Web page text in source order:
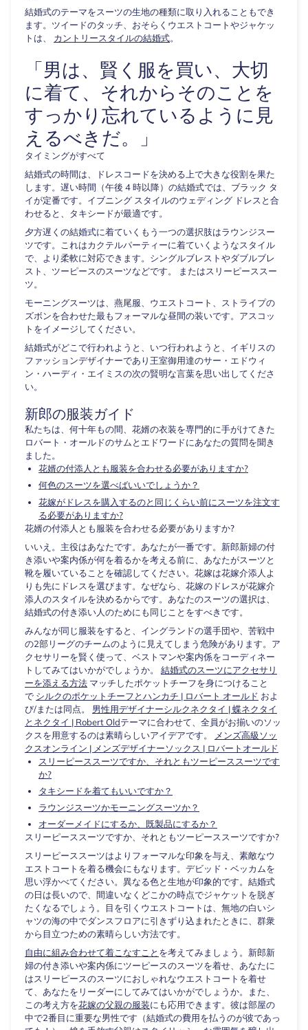
結婚式のテーマをスーツの生地の種類に取り入れることもでき
ます。ツイードのタッチ、おそらくウエストコートやジャケッ
トは、
カントリースタイルの結婚式。
「男は、賢く服を買い、大切
に着て、それからそのことを
すっかり忘れているように見
えるべきだ。」
タイミングがすべて
結婚式の時間は、ドレスコードを決める上で大きな役割を果た
します。遅い時間（午後 4 時以降）の結婚式では、ブラック タ
イが定番です。イブニング スタイルのウェディング ドレスと合
わせると、タキシードが最適です。
夕方遅くの結婚式に着ていくもう一つの選択肢はラウンジスー
ツです。これはカクテルパーティーに着ていくようなスタイル
で、より柔軟に対応できます。シングルブレストやダブルブレ
スト、ツーピースのスーツなどです。 またはスリーピーススー
ツ。
モーニングスーツは、燕尾服、ウエストコート、ストライプの
ズボンを合わせた最もフォーマルな昼間の装いです。アスコッ
トをイメージしてください。
結婚式がどこで行われようと、いつ行われようと、イギリスの
ファッションデザイナーであり王室御用達のサー・エドウィ
ン・ハーディ・エイミスの次の賢明な言葉を思い出してくださ
い。
新郎の服装ガイド
私たちは、何十年もの間、花婿の衣装を専門的に手がけてきた
ロバート・オールドのサムとエドワードにあなたの質問を聞き
ました。
花婿の付添人とも服装を合わせる必要がありますか?
何色のスーツを選べばいいでしょうか？
花嫁がドレスを購入するのと同じくらい前にスーツを注文す
る必要がありますか?
花婿の付添人とも服装を合わせる必要がありますか?
いいえ。主役はあなたです。あなたが一番です。新郎新婦の付
き添いや案内係が何を着るかを考える前に、あなたがスーツと
靴を履いていることを確認してください。花嫁は花嫁介添人よ
りも先にドレスを選びます。なぜなら、花嫁のドレスが花嫁介
添人のスタイルを決めるからです。あなたのスーツの選択は、
結婚式の付き添い人のためにも同じことをすべきです。
みんなが同じ服装をすると、イングランドの選手団や、苦戦中
の2部リーグのチームのように見えてしまう危険があります。ア
クセサリーを賢く使って、ベストマンや案内係をコーディネー
トしてみてはいかがでしょうか。
結婚式のスーツにアクセサリ
ーを添える方法 マッチしたポケットチーフを身につけること
で シルクのポケットチーフとハンカチ | ロバート オールド およ
び/または同点。
男性用デザイナーシルクネクタイ | 蝶ネクタイ
とネクタイ | Robert Oldテーマに合わせて、全員がお揃いのソッ
クスを用意するのは素晴らしいアイデアです。
メンズ高級ソッ
クスオンライン | メンズデザイナーソックス | ロバートオールド
スリーピーススーツですか、それともツーピーススーツです
か?
タキシードを着てもいいですか？
ラウンジスーツかモーニングスーツか？
オーダーメイドにするか、既製品にするか？
スリーピーススーツですか、それともツーピーススーツですか?
スリーピーススーツはよりフォーマルな印象を与え、素敵なウ
エストコートを着る機会にもなります。デビッド・ベッカムを
思い浮かべてください。異なる色と生地が印象的です。結婚式
の日は長いので、間違いなくどこかの時点でジャケットを脱ぎ
たくなるでしょう。目を引くウエストコートは、無地の白いシ
ャツの海の中でダンスフロアに引きずり込まれたときに、群衆
から目立つための素晴らしい方法です。
自由に組み合わせて着こなすこと を考えてみましょう。新郎新
婦の付き添いや案内係にツーピースのスーツを着せ、あなたに
はスリーピースのスーツにおしゃれなウエストコートを着せ
て、あなたをリーダーにしてみてはいかがでしょうか。また、
この考え方を花嫁の父親の服装にも応用できます。彼は部屋の
中で2番目に重要な男性です（結婚式の費用を払うのが彼であっ